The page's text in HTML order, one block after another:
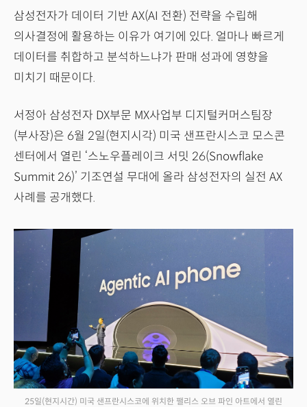
삼성전자가 데이터 기반 AX(AI 전환) 전략을 수립해
의사결정에 활용하는 이유가 여기에 있다. 얼마나 빠르게
데이터를 취합하고 분석하느냐가 판매 성과에 영향을
미치기 때문이다.
서정아 삼성전자 DX부문 MX사업부 디지털커머스팀장
(부사장)은 6월 2일(현지시각) 미국 샌프란시스코 모스콘
센터에서 열린 ‘스노우플레이크 서밋 26(Snowflake
Summit 26)’ 기조연설 무대에 올라 삼성전자의 실전 AX
사례를 공개했다.
25일(현지시간) 미국 샌프란시스코에 위치한 팰리스 오브 파인 아트에서 열린